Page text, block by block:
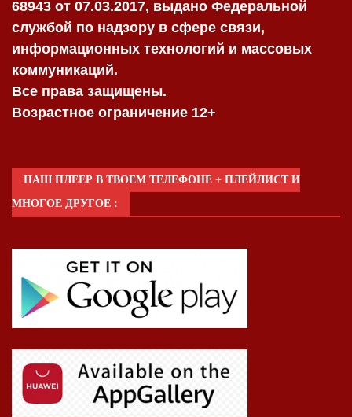
68943 от 07.03.2017, выдано Федеральной
службой по надзору в сфере связи,
информационных технологий и массовых
коммуникаций.
Все права защищены.
Возрастное ограничение 12+
НАШ ПЛЕЕР В ТВОЕМ ТЕЛЕФОНЕ + ПЛЕЙЛИСТ И
МНОГОЕ ДРУГОЕ :